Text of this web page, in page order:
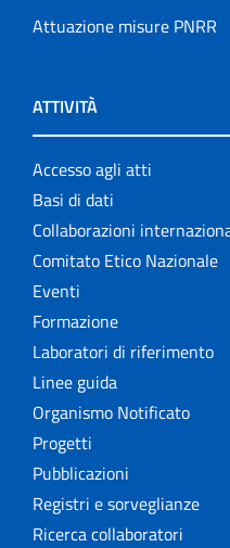
Attuazione misure PNRR
ATTIVITÀ
Accesso agli atti
Basi di dati
Collaborazioni
Comitato Etico Nazionale
Eventi
Formazione
Laboratori di riferimento
Linee guida
Organismo Notificato
Progetti
Pubblicazioni
Registri e sorveglianze
Ricerca collaboratori